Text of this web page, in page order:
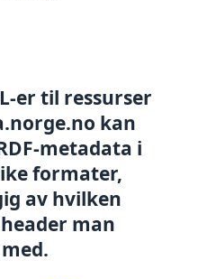
er til ressurser
kan
metadata i
formater,
av hvilken
man